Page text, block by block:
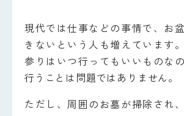
現代では仕事などの事情で、お
きないという人も増えています
参りはいつ行ってもいいものな
行うことは問題ではありません。
ただし、周囲のお墓が掃除され